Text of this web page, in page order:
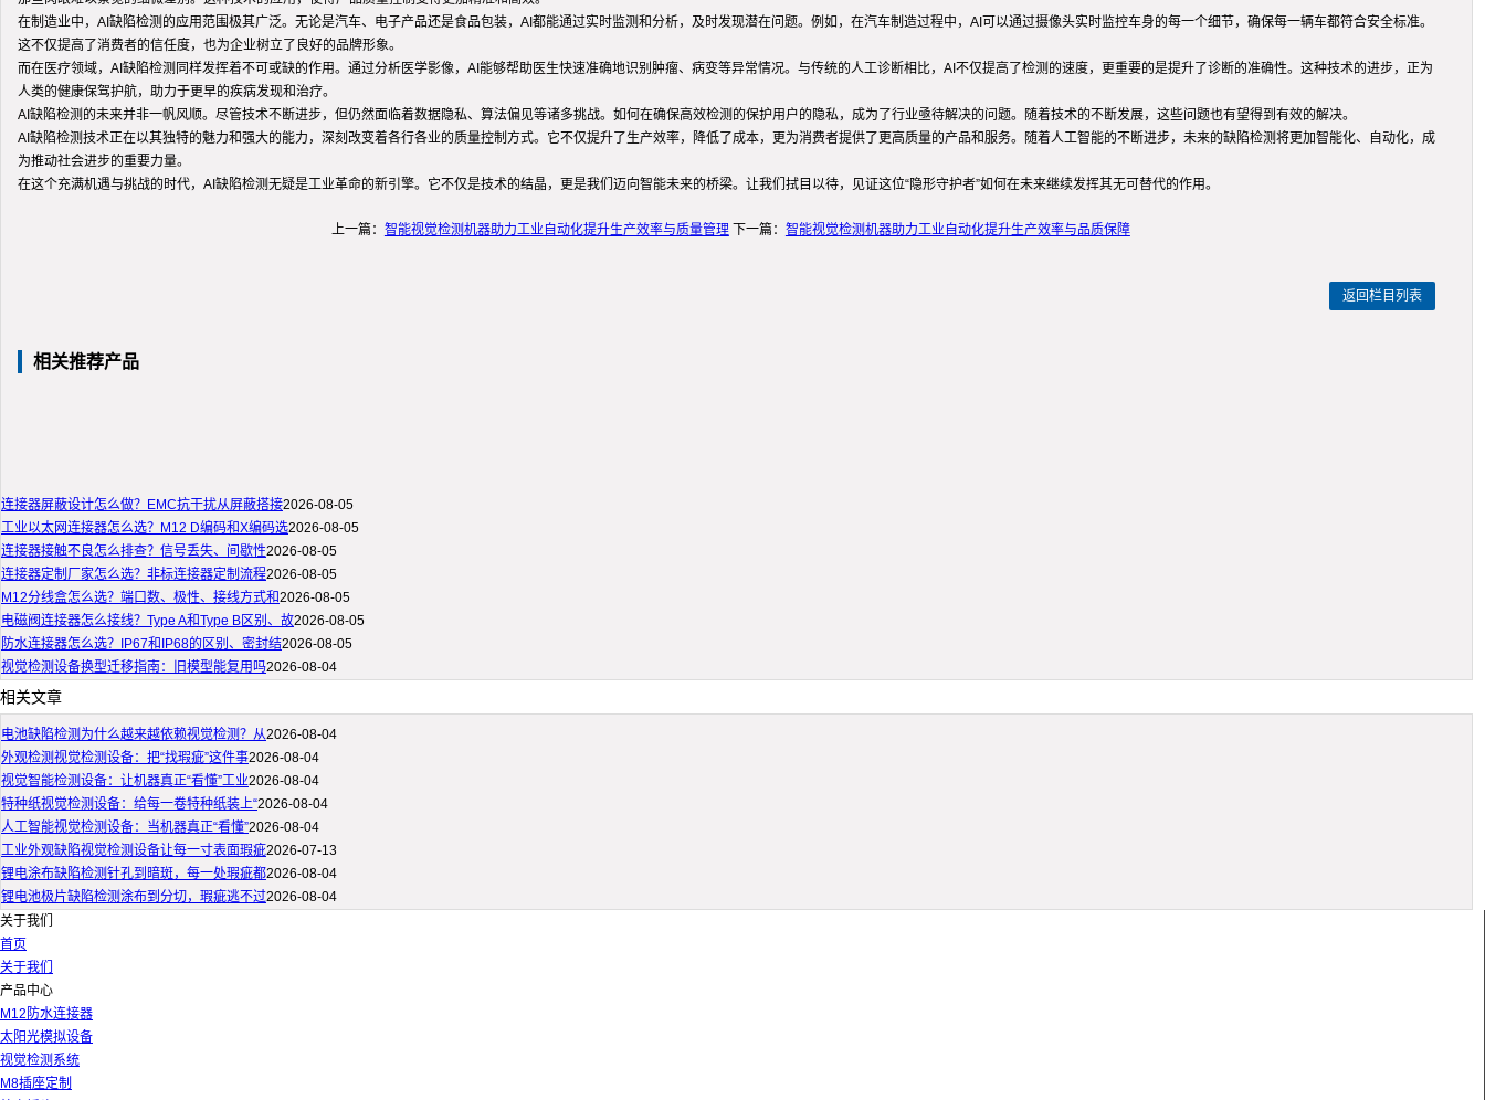
在制造业中，AI缺陷检测的应用范围极其广泛。无论是汽车、电子产品还是食品包装，AI都能通过实时监测和分析，及时发现潜在问题。例如，在汽车制造过程中，AI可以通过摄像头实时监控车身的每一个细节，确保每一辆车都符合安全标准。
这不仅提高了消费者的信任度，也为企业树立了良好的品牌形象。
而在医疗领域，AI缺陷检测同样发挥着不可或缺的作用。通过分析医学影像，AI能够帮助医生快速准确地识别肿瘤、病变等异常情况。与传统的人工诊断相比，AI不仅提高了检测的速度，更重要的是提升了诊断的准确性。这种技术的进步，正为
人类的健康保驾护航，助力于更早的疾病发现和治疗。
AI缺陷检测的未来并非一帆风顺。尽管技术不断进步，但仍然面临着数据隐私、算法偏见等诸多挑战。如何在确保高效检测的保护用户的隐私，成为了行业亟待解决的问题。随着技术的不断发展，这些问题也有望得到有效的解决。
AI缺陷检测技术正在以其独特的魅力和强大的能力，深刻改变着各行各业的质量控制方式。它不仅提升了生产效率，降低了成本，更为消费者提供了更高质量的产品和服务。随着人工智能的不断进步，未来的缺陷检测将更加智能化、自动化，成
为推动社会进步的重要力量。
在这个充满机遇与挑战的时代，AI缺陷检测无疑是工业革命的新引擎。它不仅是技术的结晶，更是我们迈向智能未来的桥梁。让我们拭目以待，见证这位“隐形守护者”如何在未来继续发挥其无可替代的作用。
上一篇： 智能视觉检测机器助力工业自动化提升生产效率与质量管理下一篇： 智能视觉检测机器助力工业自动化提升生产效率与品质保障
返回栏目列表
相关推荐产品
连接器屏蔽设计怎么做？EMC抗干扰从屏蔽搭接2026-08-05
工业以太网连接器怎么选？M12 D编码和X编码选2026-08-05
连接器接触不良怎么排查？信号丢失、间歇性2026-08-05
连接器定制厂家怎么选？非标连接器定制流程2026-08-05
M12分线盒怎么选？端口数、极性、接线方式和2026-08-05
电磁阀连接器怎么接线？Type A和Type B区别、故2026-08-05
防水连接器怎么选？IP67和IP68的区别、密封结2026-08-05
视觉检测设备换型迁移指南：旧模型能复用吗2026-08-04
相关文章
电池缺陷检测为什么越来越依赖视觉检测？从2026-08-04
外观检测视觉检测设备：把“找瑕疵”这件事2026-08-04
视觉智能检测设备：让机器真正“看懂”工业2026-08-04
特种纸视觉检测设备：给每一卷特种纸装上“2026-08-04
人工智能视觉检测设备：当机器真正“看懂”2026-08-04
工业外观缺陷视觉检测设备让每一寸表面瑕疵2026-07-13
锂电涂布缺陷检测针孔到暗斑，每一处瑕疵都2026-08-04
锂电池极片缺陷检测涂布到分切，瑕疵逃不过2026-08-04
关于我们
首页
关于我们
产品中心
M12防水连接器
太阳光模拟设备
视觉检测系统
M8插座定制